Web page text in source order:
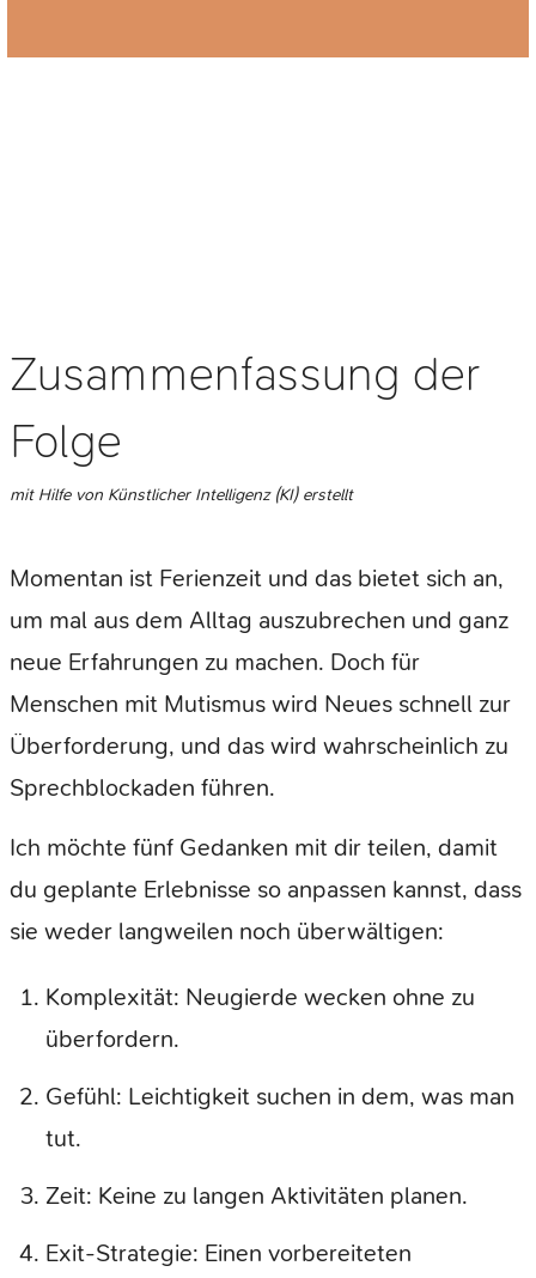
Zusammenfassung der
Folge
mit Hilfe von Künstlicher Intelligenz (KI) erstellt
Momentan ist Ferienzeit und das bietet sich an,
um mal aus dem Alltag auszubrechen und ganz
neue Erfahrungen zu machen. Doch für
Menschen mit Mutismus wird Neues schnell zur
Überforderung, und das wird wahrscheinlich zu
Sprechblockaden führen.
Ich möchte fünf Gedanken mit dir teilen, damit
du geplante Erlebnisse so anpassen kannst, dass
sie weder langweilen noch überwältigen:
Komplexität: Neugierde wecken ohne zu
überfordern.
Gefühl: Leichtigkeit suchen in dem, was man
tut.
Zeit: Keine zu langen Aktivitäten planen.
Exit-Strategie: Einen vorbereiteten